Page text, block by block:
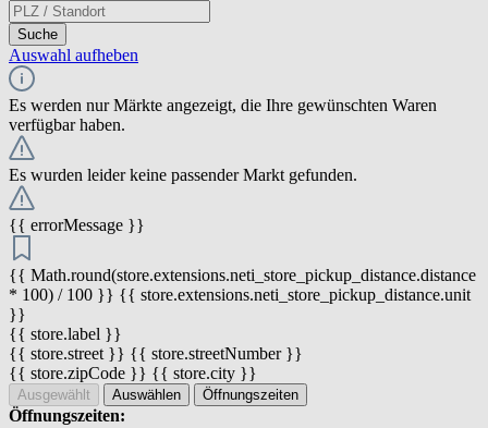
Suche
Auswahl aufheben
Es werden nur Märkte angezeigt, die Ihre gewünschten Waren
verfügbar haben.
Es wurden leider keine passender Markt gefunden.
{{ errorMessage }}
{{ Math.round(store.extensions.neti_store_pickup_distance.distance
* 100) / 100 }} {{ store.extensions.neti_store_pickup_distance.unit
}}
{{ store.label }}
{{ store.street }} {{ store.streetNumber }}
{{ store.zipCode }} {{ store.city }}
Ausgewählt Auswählen Öffnungszeiten
Öffnungszeiten: